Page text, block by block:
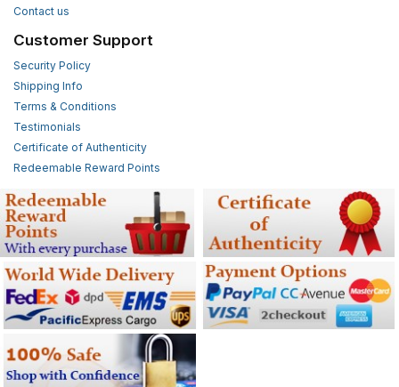
Contact us
Customer Support
Security Policy
Shipping Info
Terms & Conditions
Testimonials
Certificate of Authenticity
Redeemable Reward Points